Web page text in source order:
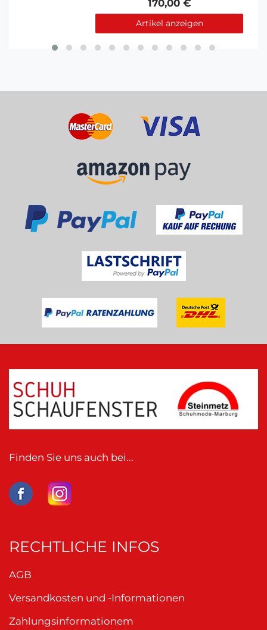
170,00 €
Artikel anzeigen
Finden Sie uns auch bei...
RECHTLICHE INFOS
AGB
Versandkosten und -Informationen
Zahlungsinformationem